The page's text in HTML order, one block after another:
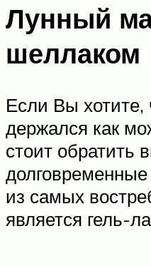
Лунный
шеллаком
Если Вы
держался как
стоит обратить
из самых
является гель-